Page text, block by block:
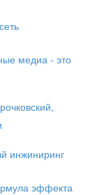
медиа - это
инжиниринг
эффекта